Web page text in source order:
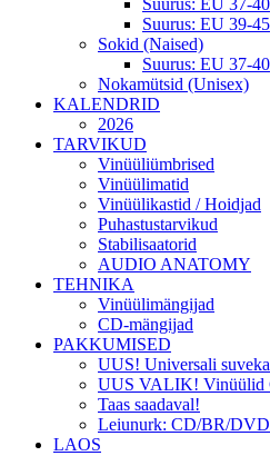
Suurus: EU 37-40
Suurus: EU 39-45
Sokid (Naised)
Suurus: EU 37-40
Nokamütsid (Unisex)
KALENDRID
2026
TARVIKUD
Vinüüliümbrised
Vinüülimatid
Vinüülikastid / Hoidjad
Puhastustarvikud
Stabilisaatorid
AUDIO ANATOMY
TEHNIKA
Vinüülimängijad
CD-mängijad
PAKKUMISED
UUS! Universali
UUS VALIK! Vinüülid
Taas saadaval!
Leiunurk: CD/BR/
LAOS